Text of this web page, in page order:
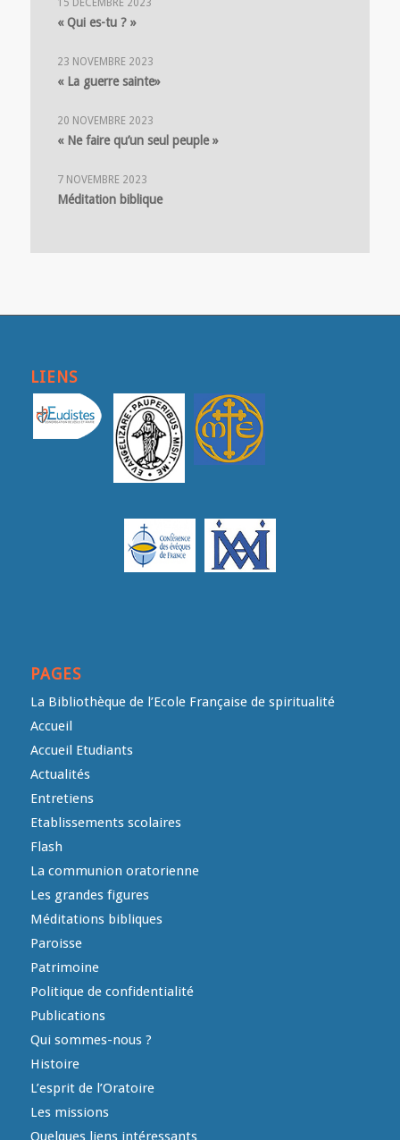
15 DÉCEMBRE 2023
« Qui es-tu ? »
23 NOVEMBRE 2023
« La guerre sainte»
20 NOVEMBRE 2023
« Ne faire qu’un seul peuple »
7 NOVEMBRE 2023
Méditation biblique
LIENS
PAGES
La Bibliothèque de l’Ecole Française de spiritualité
Accueil
Accueil Etudiants
Actualités
Entretiens
Etablissements scolaires
Flash
La communion oratorienne
Les grandes figures
Méditations bibliques
Paroisse
Patrimoine
Politique de confidentialité
Publications
Qui sommes-nous ?
Histoire
L’esprit de l’Oratoire
Les missions
Quelques liens intéressants